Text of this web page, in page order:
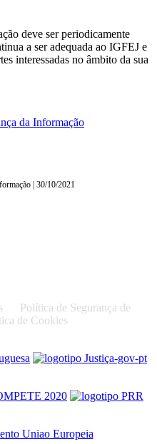
deve ser periodicamente
a ser adequada ao IGFEJ e
interessadas no âmbito da sua
da Informação
| 30/10/2021
Política de Segurança de
de Cookies